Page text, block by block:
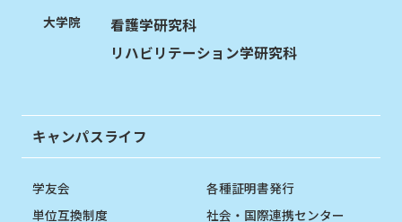
大学院
看護学研究科
リハビリテーション学研究科
キャンパスライフ
学友会
単位互換制度
各種証明書発行
社会・国際連携センター